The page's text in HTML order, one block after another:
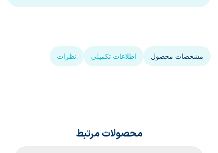
مشخصات محصول اطلاعات تکمیلی نظرات
محصولات مرتبط